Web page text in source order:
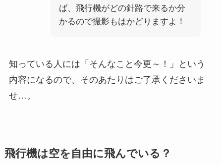
ば、飛行機がどの針路で来るか分
かるので撮影もはかどりますよ！
知っている人には「そんなこと今更～！」という
内容になるので、そのあたりはご了承くださいま
せ…。
飛行機は空を自由に飛んでいる？